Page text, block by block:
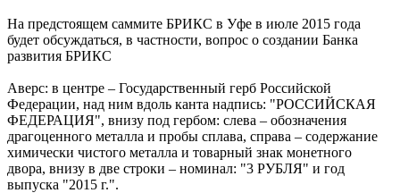
На предстоящем саммите БРИКС в Уфе в июле 2015 года
будет обсуждаться, в частности, вопрос о создании Банка
развития БРИКС
Аверс: в центре – Государственный герб Российской
Федерации, над ним вдоль канта надпись: "РОССИЙСКАЯ
ФЕДЕРАЦИЯ", внизу под гербом: слева – обозначения
драгоценного металла и пробы сплава, справа – содержание
химически чистого металла и товарный знак монетного
двора, внизу в две строки – номинал: "3 РУБЛЯ" и год
выпуска "2015 г.".